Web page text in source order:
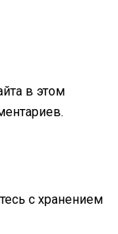
в этом
с хранением